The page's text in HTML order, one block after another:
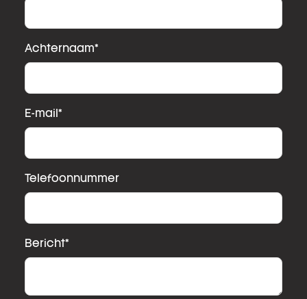
Achternaam*
E-mail *
Telefoonnummer
Bericht*